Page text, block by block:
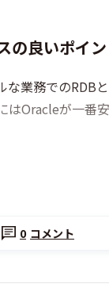
の良いポイ
な業務でのRDB
はOracleが一番
0 コメント